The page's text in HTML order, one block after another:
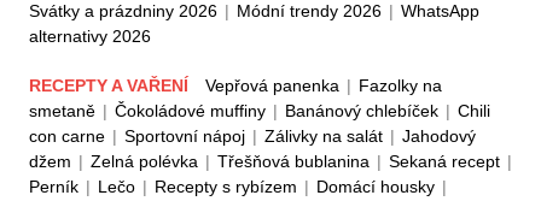
Svátky a prázdniny 2026 | Módní trendy 2026 | WhatsApp
alternativy 2026
RECEPTY A VAŘENÍ Vepřová panenka | Fazolky na
smetaně | Čokoládové muffiny | Banánový chlebíček | Chili
con carne | Sportovní nápoj | Zálivky na salát | Jahodový
džem | Zelná polévka | Třešňová bublanina | Sekaná recept |
Perník | Lečo | Recepty s rybízem | Domácí housky |